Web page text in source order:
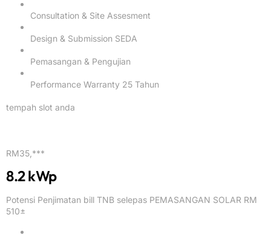
Consultation & Site Assesment
Design & Submission SEDA
Pemasangan & Pengujian
Performance Warranty 25 Tahun
tempah slot anda
RM35,***
8.2 kWp
Potensi Penjimatan bill TNB selepas PEMASANGAN SOLAR RM
510±